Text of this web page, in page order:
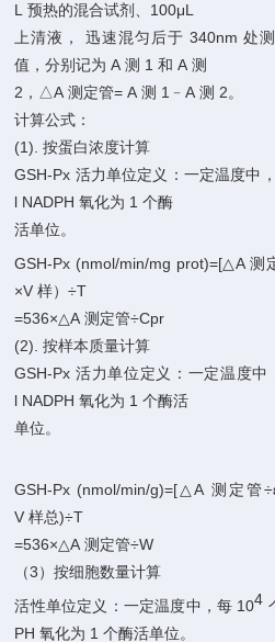
L
预热的混合试剂、 100μL
上清液， 迅速混匀后于 340nm 处
值，分别记为 A 测 1 和 A 测
2 ，△A 测定管= A 测 1 ﹣A 测 2。
计算公式：
(1). 按蛋白浓度计算
GSH-Px 活力单位定义：一定温度中
l NADPH 氧化为 1 个酶
活单位。
GSH-Px (nmol/min/mg prot)=[△A 测
×V 样）÷T
=536×△A 测定管÷Cpr
(2).
按样本质量计算
GSH-Px 活力单位定义：一定温度中
l NADPH 氧化为 1 个酶活
单位。
GSH-Px (nmol/min/g)=[ △A 测定管
V 样总)÷T
=536×△A 测定管÷W
（3 ）按细胞数量计算
活性单位定义：一定温度中，每 104
PH 氧化为 1 个酶活单位。